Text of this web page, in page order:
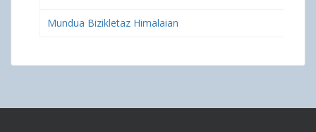
Mundua Bizikletaz Himalaian